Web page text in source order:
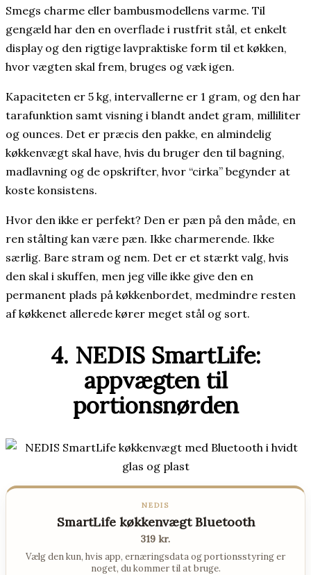
Smegs charme eller bambusmodellens varme. Til
gengæld har den en overflade i rustfrit stål, et enkelt
display og den rigtige lavpraktiske form til et køkken,
hvor vægten skal frem, bruges og væk igen.
Kapaciteten er 5 kg, intervallerne er 1 gram, og den har
tarafunktion samt visning i blandt andet gram, milliliter
og ounces. Det er præcis den pakke, en almindelig
køkkenvægt skal have, hvis du bruger den til bagning,
madlavning og de opskrifter, hvor “cirka” begynder at
koste konsistens.
Hvor den ikke er perfekt? Den er pæn på den måde, en
ren stålting kan være pæn. Ikke charmerende. Ikke
særlig. Bare stram og nem. Det er et stærkt valg, hvis
den skal i skuffen, men jeg ville ikke give den en
permanent plads på køkkenbordet, medmindre resten
af køkkenet allerede kører meget stål og sort.
4. NEDIS SmartLife:
appvægten til
portionsnørden
NEDIS
SmartLife køkkenvægt Bluetooth
319 kr.
Vælg den kun, hvis app, ernæringsdata og portionsstyring er
noget, du kommer til at bruge.